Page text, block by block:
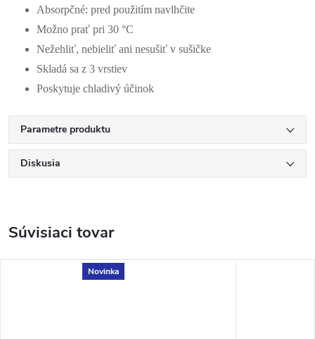
Absorpčné: pred použitím navlhčite
Možno prať pri 30 °C
Nežehliť, nebieliť ani nesušiť v sušičke
Skladá sa z 3 vrstiev
Poskytuje chladivý účinok
Parametre produktu
Diskusia
Súvisiaci tovar
Novinka